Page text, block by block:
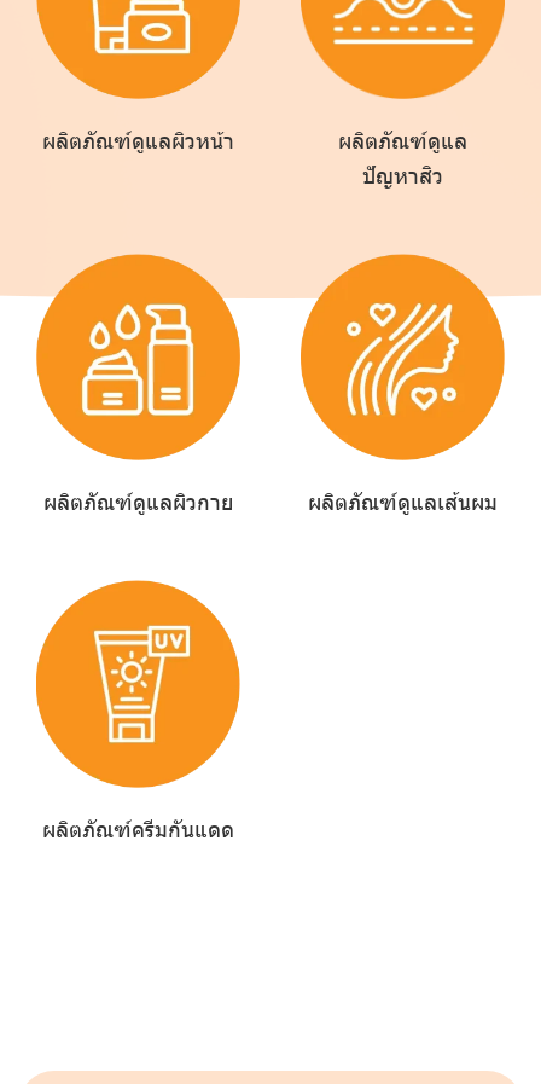
ผลิตภัณฑ์ดูแลผิวหน้า
ผลิตภัณฑ์ดูแล
ปัญหาสิว
ผลิตภัณฑ์ดูแลผิวกาย ผลิตภัณฑ์ดูแลเส้นผม
ผลิตภัณฑ์ครีมกันแดด